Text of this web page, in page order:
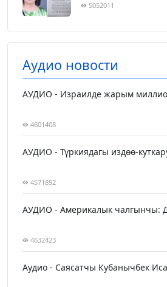
5052011
Аудио новости
АУДИО - Израилде жарым
4601408
АУДИО - Түркиядагы издөө-
4571892
АУДИО - Америкалык чалгынчы:
4632423
Аудио - Саясатчы Кубанычбек